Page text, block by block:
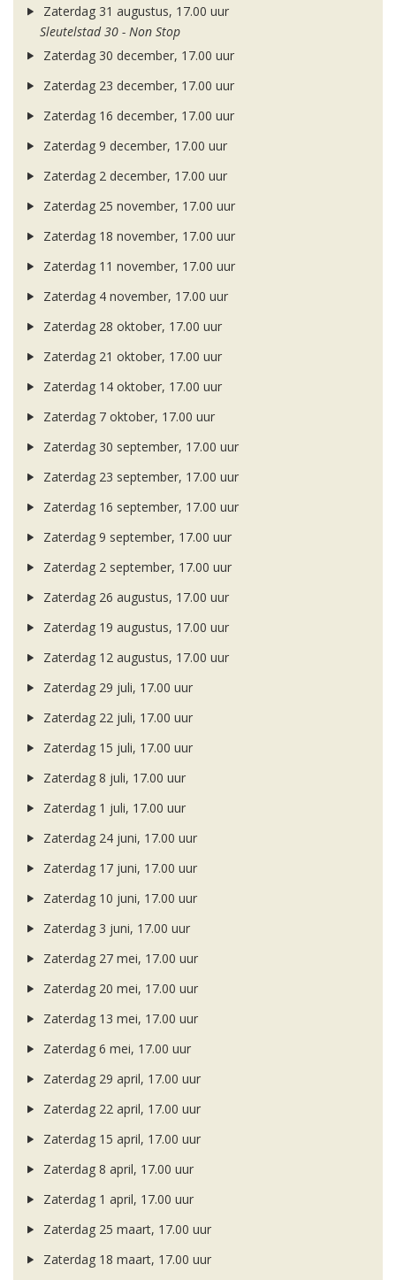
Zaterdag 31 augustus, 17.00 uur
Sleutelstad 30 - Non Stop
Zaterdag 30 december, 17.00 uur
Zaterdag 23 december, 17.00 uur
Zaterdag 16 december, 17.00 uur
Zaterdag 9 december, 17.00 uur
Zaterdag 2 december, 17.00 uur
Zaterdag 25 november, 17.00 uur
Zaterdag 18 november, 17.00 uur
Zaterdag 11 november, 17.00 uur
Zaterdag 4 november, 17.00 uur
Zaterdag 28 oktober, 17.00 uur
Zaterdag 21 oktober, 17.00 uur
Zaterdag 14 oktober, 17.00 uur
Zaterdag 7 oktober, 17.00 uur
Zaterdag 30 september, 17.00 uur
Zaterdag 23 september, 17.00 uur
Zaterdag 16 september, 17.00 uur
Zaterdag 9 september, 17.00 uur
Zaterdag 2 september, 17.00 uur
Zaterdag 26 augustus, 17.00 uur
Zaterdag 19 augustus, 17.00 uur
Zaterdag 12 augustus, 17.00 uur
Zaterdag 29 juli, 17.00 uur
Zaterdag 22 juli, 17.00 uur
Zaterdag 15 juli, 17.00 uur
Zaterdag 8 juli, 17.00 uur
Zaterdag 1 juli, 17.00 uur
Zaterdag 24 juni, 17.00 uur
Zaterdag 17 juni, 17.00 uur
Zaterdag 10 juni, 17.00 uur
Zaterdag 3 juni, 17.00 uur
Zaterdag 27 mei, 17.00 uur
Zaterdag 20 mei, 17.00 uur
Zaterdag 13 mei, 17.00 uur
Zaterdag 6 mei, 17.00 uur
Zaterdag 29 april, 17.00 uur
Zaterdag 22 april, 17.00 uur
Zaterdag 15 april, 17.00 uur
Zaterdag 8 april, 17.00 uur
Zaterdag 1 april, 17.00 uur
Zaterdag 25 maart, 17.00 uur
Zaterdag 18 maart, 17.00 uur